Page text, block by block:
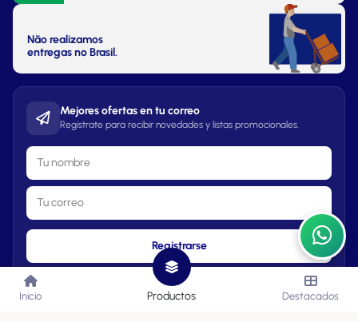
Não realizamos
entregas no Brasil.
Mejores ofertas en tu correo
Regístrate para recibir novedades y listas promocionales.
Registrarse
Inicio Productos Destacados